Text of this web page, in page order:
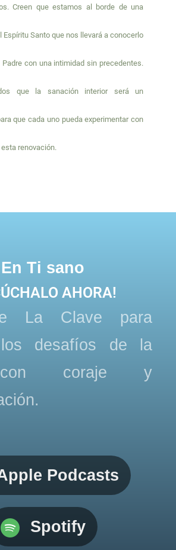
o
k
g
a
Creen que estamos al borde de una
Espíritu Santo que nos llevará a conocerlo
con una intimidad sin precedentes.
que la sanación interior será un
que cada uno pueda experimentar con
renovación.
En Ti sano
AHORA!
La Clave para
desafíos de la
coraje y
Podcasts
Spotify